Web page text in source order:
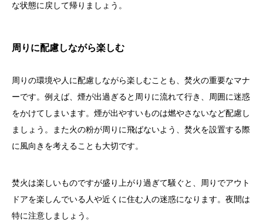
な状態に戻して帰りましょう。
周りに配慮しながら楽しむ
周りの環境や人に配慮しながら楽しむことも、焚火の重要なマナ
ーです。例えば、煙が出過ぎると周りに流れて行き、周囲に迷惑
をかけてしまいます。煙が出やすいものは燃やさないなど配慮し
ましょう。また火の粉が周りに飛ばないよう、焚火を設置する際
に風向きを考えることも大切です。
焚火は楽しいものですが盛り上がり過ぎて騒ぐと、周りでアウト
ドアを楽しんでいる人や近くに住む人の迷惑になります。夜間は
特に注意しましょう。